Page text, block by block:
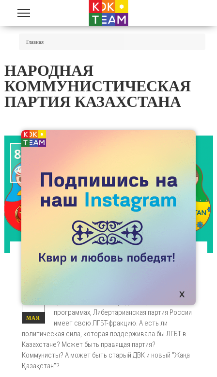
Перейти к основному содержанию
Главная
НАРОДНАЯ
КОММУНИСТИЧЕСКАЯ
ПАРТИЯ КАЗАХСТАНА
8927

СТАТЬИ
КОМУ МОГУТ ВЕРИТЬ ЛГБТ КАЗАХСТАНА?
27
МАЯ
Ксения Собчак и партия "Яблоко" прописывали
программах, Либертарианская партия России
имеет свою ЛГБТ-фракцию. А есть ли
политическая сила, которая поддерживала бы ЛГБТ в
Казахстане? Может быть правящая партия?
Коммунисты? А может быть старый ДВК и новый "Жаңа
Қазақстан"?